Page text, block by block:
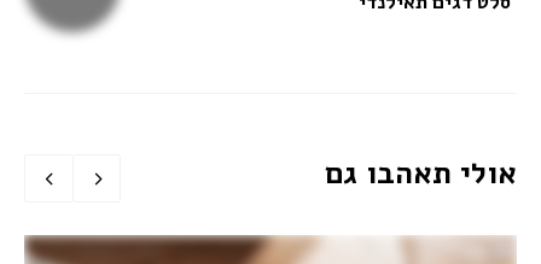
אולי תאהבו גם